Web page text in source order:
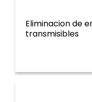
Eliminacion de
transmisibles